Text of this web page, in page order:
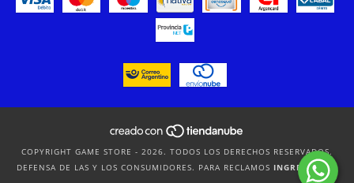
COPYRIGHT GAME STORE - 2026. TODOS LOS DERECHOS RESERVADOS.
DEFENSA DE LAS Y LOS CONSUMIDORES. PARA RECLAMOS INGRESÁ ACÁ.